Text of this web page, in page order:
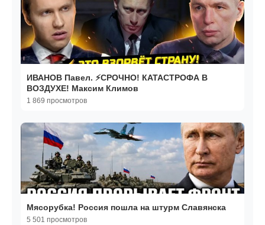
ИВАНОВ Павел. ⚡️СРОЧНО! КАТАСТРОФА В
ВОЗДУХЕ! Максим Климов
1 869 просмотров
Мясорубка! Россия пошла на штурм Славянска
5 501 просмотров